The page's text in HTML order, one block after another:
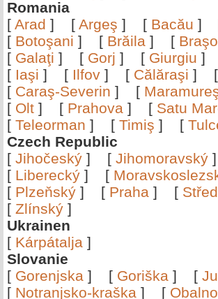
Romania
[ Arad ] [ Argeş ] [ Bacău ]
[ Botoşani ] [ Brăila ] [
[ Galaţi ] [ Gorj ] [ Giurgiu ]
[ Iaşi ] [ Ilfov ] [ Călăraşi ] [
[ Caraş-Severin ] [
[ Olt ] [ Prahova ] [ Satu
[ Teleorman ] [ Timiş ] [
Czech Republic
[ Jihočeský ] [ Jihomoravský
[ Liberecký ] [
[ Plzeňský ] [ Praha ] [
[ Zlínský ]
Ukrainen
[ Kárpátalja ]
Slovanie
[ Gorenjska ] [ Goriška ] [
[ Notranjsko-kraška ] [